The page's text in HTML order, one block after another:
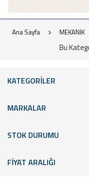
Ana Sayfa MEKANİK
Bu
KATEGORİLER
MARKALAR
STOK DURUMU
FİYAT ARALIĞI